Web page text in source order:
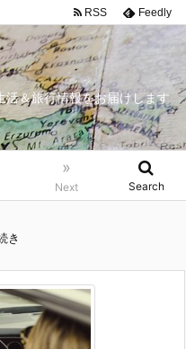
＆旅行情報をお届けします
»
Next Search
RSS Feedly
き